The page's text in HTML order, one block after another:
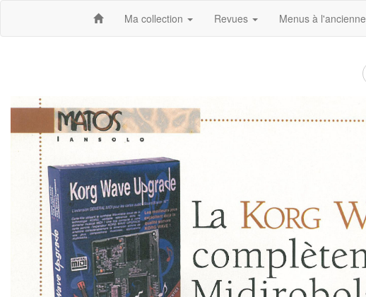
Ma collection Revues Menus à l'ancienne